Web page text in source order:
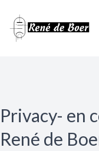
Privacy- en
René de